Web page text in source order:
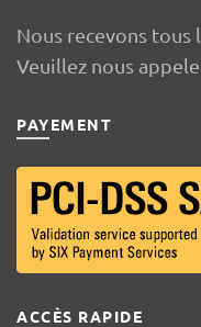
Nous recevons tous
Veuillez nous
PAYEMENT
ACCÈS RAPIDE